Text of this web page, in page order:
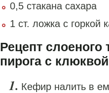
0,5 стакана сахара
1 ст. ложка с горкой
Рецепт слоеного
пирога с
Кефир налить в